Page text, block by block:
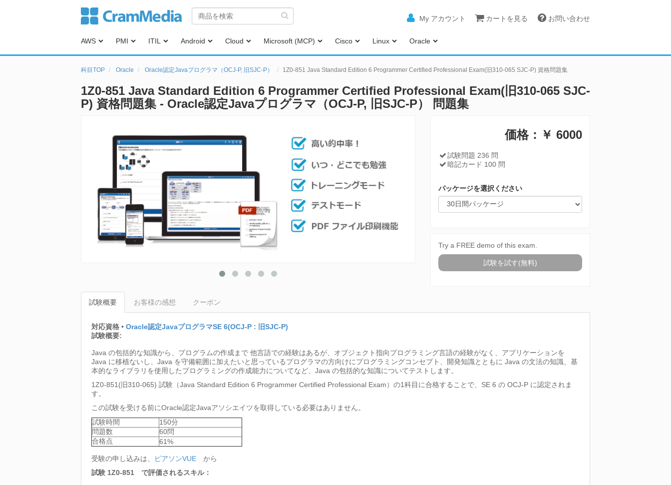
My アカウント カートを見る お問い合わせ
AWS PMI ITIL Android Cloud Microsoft (MCP) Cisco Linux Oracle
科目TOP Oracle Oracle認定Javaプログラマ（OCJ-P, 旧SJC-P） 1Z0-851 Java Standard Edition 6 Programmer Certified Professional Exam(旧310-065 SJC-P) 資格問題集
1Z0-851 Java Standard Edition 6 Programmer Certified Professional Exam(旧310-065 SJC-
P) 資格問題集 - Oracle認定Javaプログラマ（OCJ-P, 旧SJC-P） 問題集
価格：￥ 6000
試験問題 236 問
暗記カード 100 問
パッケージを選択ください
Try a FREE demo of this exam.
試験を試す(無料)
試験概要 お客様の感想 クーポン
対応資格 • Oracle認定JavaプログラマSE 6(OCJ-P : 旧SJC-P)
試験概要:
Java の包括的な知識から、プログラムの作成まで 他言語での経験はあるが、オブジェクト指向プログラミング言語の経験がなく、アプリケーションを
Java に移植ないし、Java を守備範囲に加えたいと思っているプログラマの方向けにプログラミングコンセプト、開発知識とともに Java の文法の知識、基
本的なライブラリを使用したプログラミングの作成能力についてなど、Java の包括的な知識についてテストします。
1Z0-851(旧310-065) 試験（Java Standard Edition 6 Programmer Certified Professional Exam）の1科目に合格することで、SE 6 の OCJ-P に認定されま
す。
この試験を受ける前にOracle認定Javaアソシエイツを取得している必要はありません。
試験時間
150分
問題数
60問
合格点
61%
受験の申し込みは、 ピアソンVUE から
試験 1Z0-851 で評価されるスキル：